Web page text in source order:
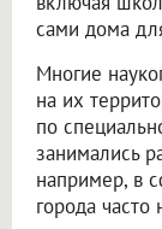
сами дома
Многие
на их
по
занимались
например, в
города